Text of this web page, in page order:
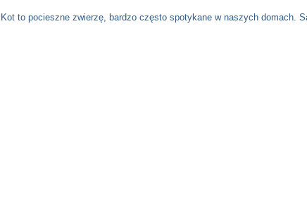
to pocieszne zwierzę, bardzo często spotykane w naszych domach.